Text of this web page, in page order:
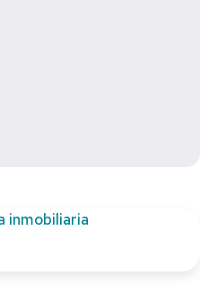
inmobiliaria